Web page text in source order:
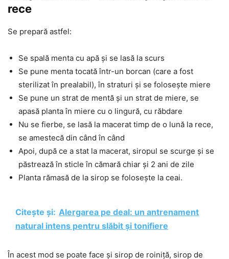
rece
Se prepară astfel:
Se spală menta cu apă și se lasă la scurs
Se pune menta tocată într-un borcan (care a fost
sterilizat în prealabil), în straturi și se folosește miere
Se pune un strat de mentă și un strat de miere, se
apasă planta în miere cu o lingură, cu răbdare
Nu se fierbe, se lasă la macerat timp de o lună la rece,
se amestecă din când în când
Apoi, după ce a stat la macerat, siropul se scurge și se
păstrează în sticle în cămară chiar și 2 ani de zile
Planta rămasă de la sirop se folosește la ceai.
Citește și: Alergarea pe deal: un antrenament
natural intens pentru slăbit și tonifiere
În acest mod se poate face și sirop de roiniță, sirop de